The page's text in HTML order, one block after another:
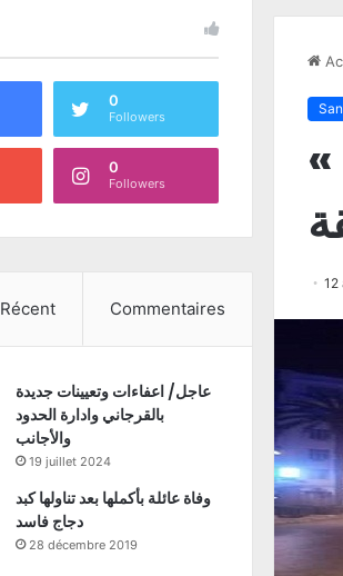
« وزير الصحة عبد اللطيف المكي : « الرجاء
12
0
Followers
0
Followers
Récent Commentaires
عاجل/ اعفاءات وتعيينات جديدة
بالقرجاني وادارة الحدود
والأجانب
19 juillet 2024
وفاة عائلة بأكملها بعد تناولها كبد
دجاج فاسد
28 décembre 2019